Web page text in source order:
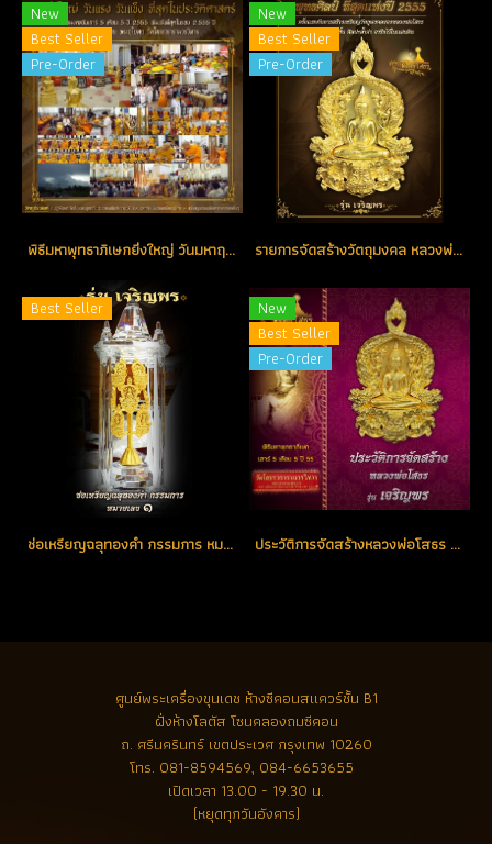
New
Best Seller
Pre-Order
พิธีมหาพุทธาภิเษกยิ่งใหญ่ วันมหาฤกษ์ มหามงคล แห่งปี วันเสาร์ที่ 5 เดือน 5 ปี 2555 ณ พระอุโบสถ วัดโสธรวรารามวรวิหาร
New
Best Seller
Pre-Order
รายการจัดสร้างวัตถุมงคล หลวงพ่อโสธร รุ่น เจริญพร
Best Seller
ช่อเหรียญฉลุทองคำ กรรมการ หมายเลขช่อ No. 1 ตอกโค้ด (ขายแล้ว)
New
Best Seller
Pre-Order
ประวัติการจัดสร้างหลวงพ่อโสธร รุ่น เจริญพร ปี 2555
ศูนย์พระเครื่องขุนเดช ห้างซีคอนสแควร์ชั้น B1
ฝั่งห้างโลตัส โซนคลองถมซีคอน
ถ. ศรีนครินทร์ เขตประเวศ กรุงเทพ 10260
โทร. 081-8594569, 084-6653655
เปิดเวลา 13.00 - 19.30 น.
(หยุดทุกวันอังคาร)